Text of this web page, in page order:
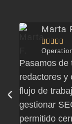
Marta
    
Pasamos de
redactores y
flujo de
gestionar
permitido